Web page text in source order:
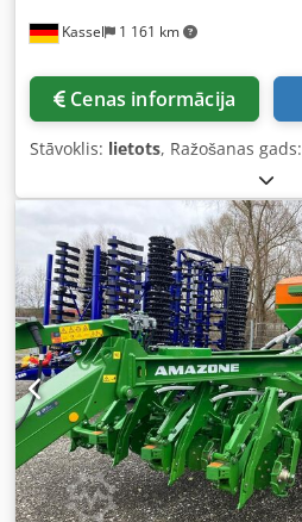
Kassel 1 161 km
Cenas informācija
Stāvoklis: lietots, Ražošanas gads: